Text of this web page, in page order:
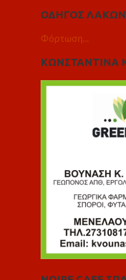
ΟΔΗΓΟΣ
Φόρτωση...
ΚΩΝΣΤΑΝΤΙΝΑ